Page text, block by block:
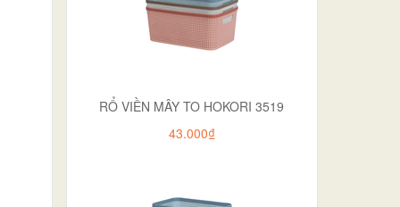
RỔ VIỀN MÂY TO HOKORI 3519
43.000₫